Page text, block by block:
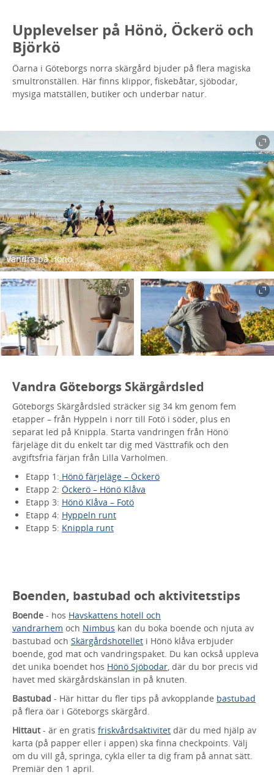
Upplevelser på Hönö, Öckerö och
Björkö
Öarna i Göteborgs norra skärgård bjuder på flera magiska
smultronställen. Här finns klippor, fiskebåtar, sjöbodar,
mysiga matställen, butiker och underbar natur.
Vandra på Hönö.
Vandra Göteborgs Skärgårdsled
Göteborgs Skärgårdsled sträcker sig 34 km genom fem
etapper – från Hyppeln i norr till Fotö i söder, plus en
separat led på Knippla. Starta vandringen från Hönö
färjeläge dit du enkelt tar dig med Västtrafik och den
avgiftsfria färjan från Lilla Varholmen.
Etapp 1: Hönö färjeläge – Öckerö
Etapp 2: Öckerö – Hönö Klåva
Etapp 3: Hönö Klåva – Fotö
Etapp 4: Hyppeln runt
Etapp 5: Knippla runt
Boenden, bastubad och aktivitetstips
Boende - hos Havskattens hotell och
vandrarhem och Nimbus kan du boka boende och njuta av
bastubad och Skärgårdshotellet i Hönö klåva erbjuder
boende, god mat och vandringspaket. Du kan också uppleva
det unika boendet hos Hönö Sjöbodar, där du bor precis vid
havet med skärgårdskänslan in på knuten.
Bastubad - Här hittar du fler tips på avkopplande bastubad
på flera öar i Göteborgs skärgård.
Hittaut- är en gratis friskvårdsaktivitet där du med hjälp av
karta (på papper eller i appen) ska finna checkpoints. Välj
om du vill gå, springa, cykla eller ta dig fram på annat sätt.
Premiär den 1 april.